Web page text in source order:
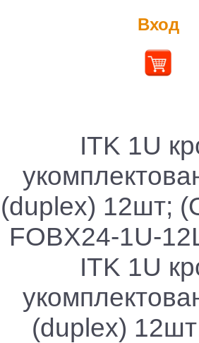
Вход
ITK 1U
(duplex) 12шт;
FOBX24-1U-
ITK 1U
(duplex)